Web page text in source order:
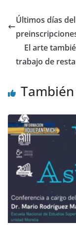
Últimos días
El arte
trabajo de